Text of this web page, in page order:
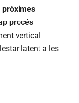
pròximes
procés
vertical
latent a les